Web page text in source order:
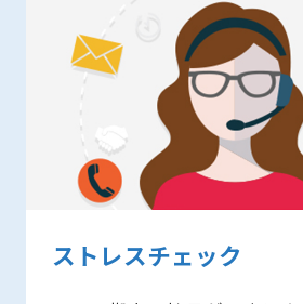
ストレスチェック